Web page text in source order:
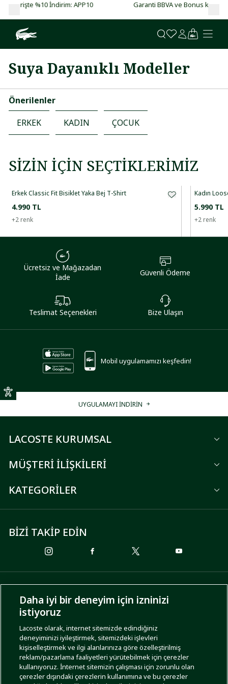
Garanti BBVA ve Bonus kartlarda vade farksız 4 taksit!
Suya Dayanıklı Modeller
Önerilenler
ERKEK
KADIN ÇOCUK
SIZIN İÇIN SEÇTIKLERIMIZ
Erkek Classic Fit Bisiklet Yaka Bej T-Shirt
4.990 TL
+2 renk
Kadın
5.990 TL
+2 renk
Ücretsiz ve Mağazadan
İade
Güvenli Ödeme
Teslimat Seçenekleri Bize Ulaşın
Mobil uygulamamızı keşfedin!
UYGULAMAYI İNDİRİN
LACOSTE KURUMSAL
MÜŞTERİ İLİŞKİLERİ
KATEGORİLER
BİZİ TAKİP EDİN
ÖDEME SEÇENEKLERİ
KARGO SEÇENEKLERİ
Daha iyi bir deneyim için izninizi
istiyoruz
Lacoste olarak, internet sitemizde edindiğiniz
deneyiminizi iyileştirmek, sitemizdeki işlevleri
kişiselleştirmek ve ilgi alanlarınıza göre özelleştirilmiş
reklam/pazarlama faaliyetleri yürütebilmek için çerezler
kullanıyoruz. İnternet sitemizin çalışması için zorunlu olan
çerezler dışındaki çerezlerin kullanımına ve bu çerezler